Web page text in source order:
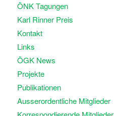
ÖNK Tagungen
Karl Rinner Preis
Kontakt
Links
ÖGK News
Projekte
Publikationen
Ausserordentliche Mitglieder